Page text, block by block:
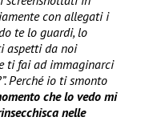
con allegati i
te lo guardi, lo
aspetti da noi
ti fai ad immaginarci
Perché io ti smonto
che lo vedo mi
nelle